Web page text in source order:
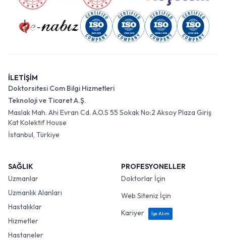
İLETİŞİM
Doktorsitesi Com Bilgi Hizmetleri
Teknoloji ve Ticaret A.Ş.
Maslak Mah. Ahi Evran Cd. A.O.S 55 Sokak No:2 Aksoy Plaza Giriş
Kat Kolektif House
İstanbul, Türkiye
SAĞLIK
Uzmanlar
Uzmanlık Alanları
Hastalıklar
Hizmetler
Hastaneler
PROFESYONELLER
Doktorlar İçin
Web Siteniz İçin
Kariyer
İşe Alım